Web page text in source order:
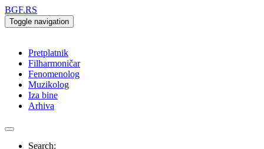
BGF.RS
Toggle navigation
Pretplatnik
Filharmoničar
Fenomenolog
Muzikolog
Iza bine
Arhiva
Search: